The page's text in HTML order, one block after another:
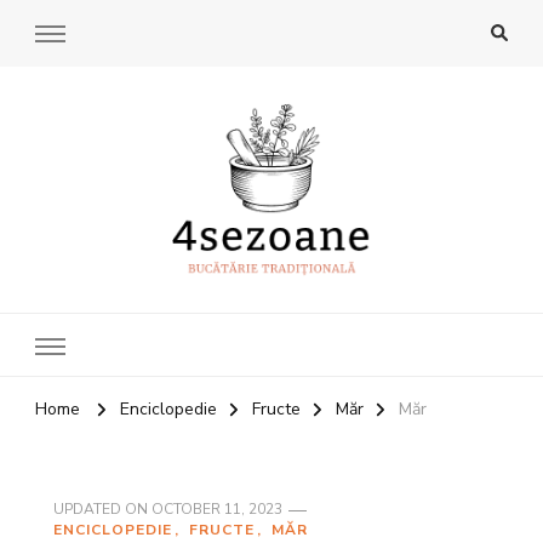
Home Enciclopedie Fructe Măr Măr
UPDATED ON OCTOBER 11, 2023
ENCICLOPEDIE
FRUCTE MĂR